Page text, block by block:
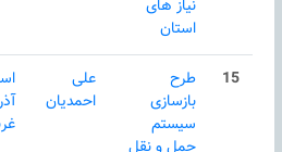
نیاز های
استان
15
طرح
بازسازی
سیستم
علی
احمدیان